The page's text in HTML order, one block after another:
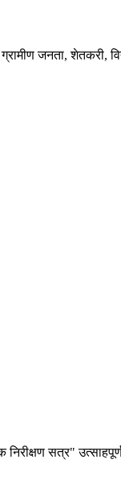
जनता, शेतकरी,
निरीक्षण सत्र"